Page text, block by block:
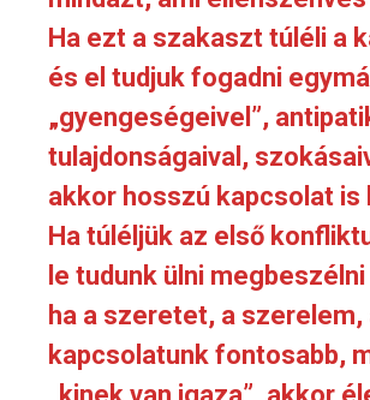
Ha ezt a szakaszt túléli a
és el tudjuk fogadni
„gyengeségeivel”,
tulajdonságaival,
akkor hosszú kapcsolat is
Ha túléljük az első
le tudunk ülni
ha a szeretet, a szerelem,
kapcsolatunk fontosabb,